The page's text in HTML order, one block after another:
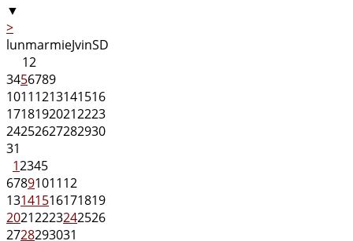
▼
>
lunmarmieJvinSD
12
3456789
10111213141516
17181920212223
24252627282930
31
12345
6789101112
13141516171819
20212223242526
2728293031